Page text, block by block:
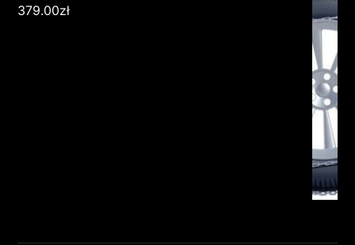
379.00zł